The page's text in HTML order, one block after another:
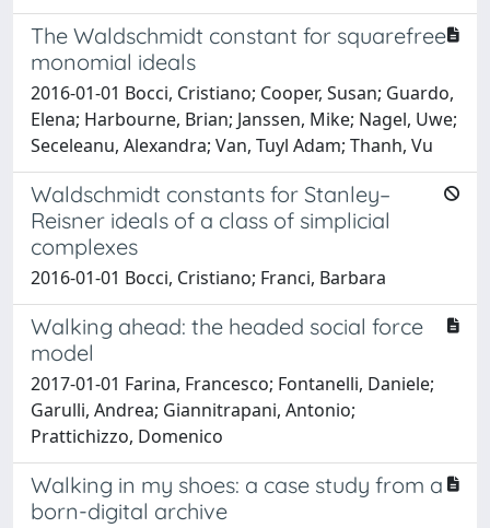
The Waldschmidt constant for squarefree
monomial ideals
2016-01-01 Bocci, Cristiano; Cooper, Susan; Guardo,
Elena; Harbourne, Brian; Janssen, Mike; Nagel, Uwe;
Seceleanu, Alexandra; Van, Tuyl Adam; Thanh, Vu
Waldschmidt constants for Stanley–
Reisner ideals of a class of simplicial
complexes
2016-01-01 Bocci, Cristiano; Franci, Barbara
Walking ahead: the headed social force
model
2017-01-01 Farina, Francesco; Fontanelli, Daniele;
Garulli, Andrea; Giannitrapani, Antonio;
Prattichizzo, Domenico
Walking in my shoes: a case study from a
born-digital archive